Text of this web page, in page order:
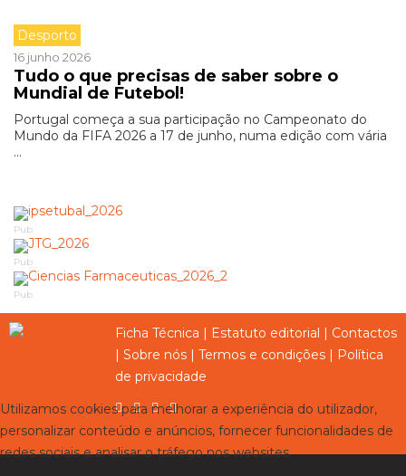
Desporto
16 junho 2026
Tudo o que precisas de saber sobre o
Mundial de Futebol!
Portugal começa a sua participação no Campeonato do
Mundo da FIFA 2026 a 17 de junho, numa edição com vária
...
Pub
Pub
Pub
Ficha Técnica | Estatuto editorial | Contactos
| Sobre nós | Termos e condições | Política
de privacidade
Utilizamos cookies para melhorar a experiência do utilizador,
personalizar conteúdo e anúncios, fornecer funcionalidades de
redes sociais e analisar o tráfego nos websites.